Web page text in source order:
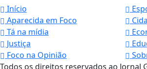
Início
Aparecida em Foco
Tá na mídia
Justiça
Foco na Opinião
Todos os direitos reservados ao Jornal
Termos de Uso e
Esse site utiliza cookies
concorda com nossos
PARA MAIS INFORMAÇÕES,